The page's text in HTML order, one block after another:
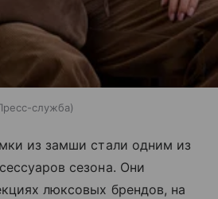
служба
из замши стали одним из
сезона. Они
люксовых брендов, на